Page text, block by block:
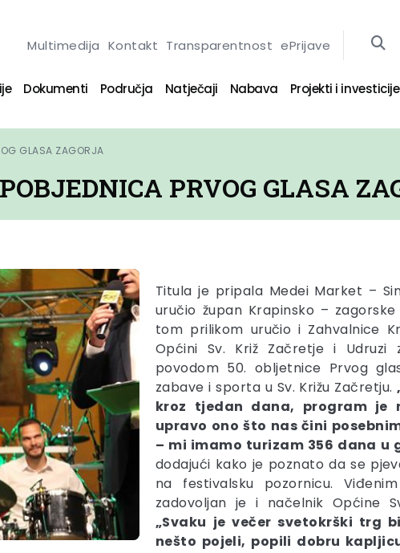
Multimedija Kontakt Transparentnost ePrijave
Dokumenti Područja Natječaji Nabava Projekti i investicije
GLASA ZAGORJA
PRVOG GLASA
Titula je pripala Medei Market –
uručio župan Krapinsko – zagorske
tom prilikom uručio i Zahvalnice
Općini Sv. Križ Začretje i Udruzi
povodom 50. obljetnice Prvog
zabave i sporta u Sv. Križu Začretju.
kroz tjedan dana, program
upravo ono što nas čini
– mi imamo turizam 356 dana u
dodajući kako je poznato da se
na festivalsku pozornicu.
zadovoljan je i načelnik Općine
„Svaku je večer svetokrški trg
nešto pojeli, popili dobru